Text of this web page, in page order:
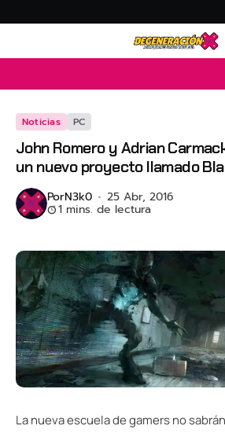
Noticias PC
John Romero y Adrian
un nuevo proyecto llamado
PorN3k0 25 Abr, 2016
1 mins. de lectura
La nueva escuela de gamers no